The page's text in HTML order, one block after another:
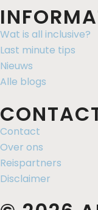
Wat is all inclusive?
Last minute tips
Nieuws
Alle blogs
Contact
Over ons
Reispartners
Disclaimer